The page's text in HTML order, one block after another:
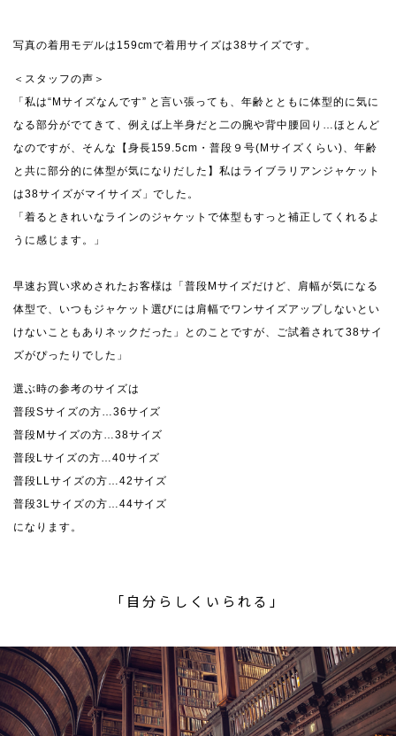
写真の着用モデルは159cmで着用サイズは38サイズです。
＜スタッフの声＞
「私は“Mサイズなんです” と言い張っても、年齢とともに体型的に気に
なる部分がでてきて、例えば上半身だと二の腕や背中腰回り…ほとんど
なのですが、そんな【身長159.5cm・普段９号(Mサイズくらい)、年齢
と共に部分的に体型が気になりだした】私はライブラリアンジャケット
は38サイズがマイサイズ」でした。
「着るときれいなラインのジャケットで体型もすっと補正してくれるよ
うに感じます。」
早速お買い求めされたお客様は「普段Mサイズだけど、肩幅が気になる
体型で、いつもジャケット選びには肩幅でワンサイズアップしないとい
けないこともありネックだった」とのことですが、ご試着されて38サイ
ズがぴったりでした」
選ぶ時の参考のサイズは
普段Sサイズの方…36サイズ
普段Mサイズの方…38サイズ
普段Lサイズの方…40サイズ
普段LLサイズの方…42サイズ
普段3Lサイズの方…44サイズ
になります。
「自分らしくいられる」